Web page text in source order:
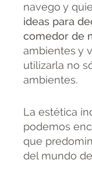
navego y
ideas para
comedor de
ambientes y
utilizarla no
ambientes.
La estética
podemos
que
del mundo